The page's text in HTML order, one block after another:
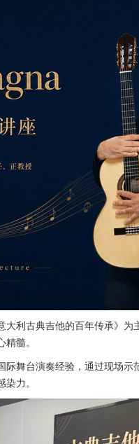
利古典吉他的百年传承》
髓。
舞台演奏经验，通过现场
力。